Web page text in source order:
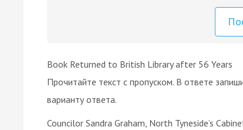
Book Returned to British Library after 56 Years
Прочитайте текст с пропуском. В ответе
варианту ответа.
Councilor Sandra Graham, North Tyneside’s